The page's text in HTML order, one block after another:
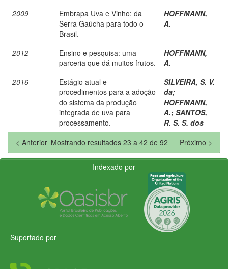
2009
Embrapa Uva e Vinho: da
Serra Gaúcha para todo o
Brasil.
HOFFMANN,
A.
2012
Ensino e pesquisa: uma
parceria que dá muitos frutos.
HOFFMANN,
A.
2016
Estágio atual e
procedimentos para a adoção
do sistema da produção
integrada de uva para
processamento.
SILVEIRA, S. V.
da;
HOFFMANN,
A.; SANTOS,
R. S. S. dos
Mostrando resultados 23 a 42 de 92
< Anterior Próximo >
Indexado por
Suportado por